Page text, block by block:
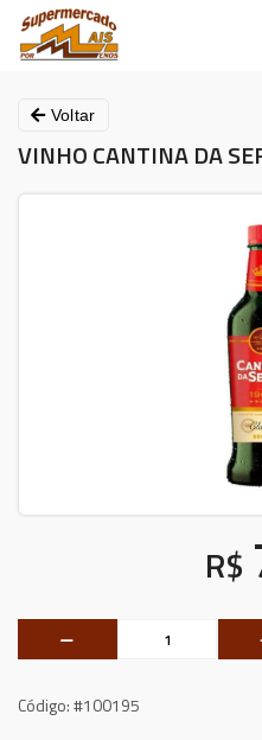
Voltar
VINHO CANTINA DA
R$
Código:#100195